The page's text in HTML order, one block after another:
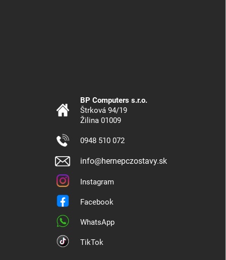
BP Computers s.r.o.
Štrková 94/19
Žilina 01009
0948 510 072
info@hernepczostavy.sk
Instagram
Facebook
WhatsApp
TikTok